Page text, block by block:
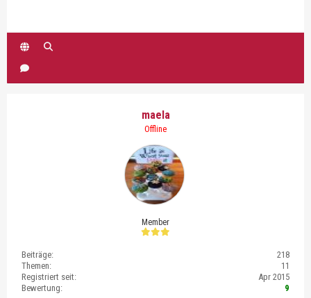
maela
Offline
Member
Beiträge:
218
Themen:
11
Registriert seit:
Apr 2015
Bewertung:
9